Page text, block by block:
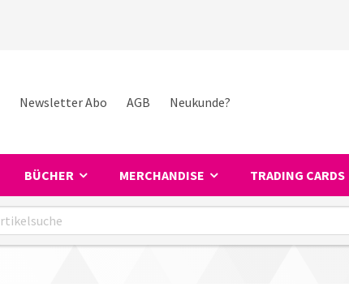
Newsletter Abo AGB Neukunde?
BÜCHER MERCHANDISE TRADING CARDS